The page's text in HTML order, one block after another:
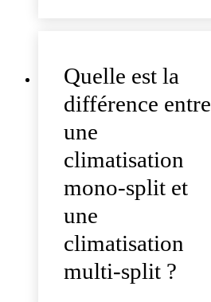
Quelle est la
différence entre
une
climatisation
mono-split et
une
climatisation
multi-split ?